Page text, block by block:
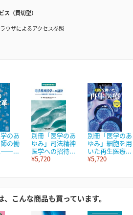
ス（買切型）
ウザによるアクセス参照
のあ
の働
――...
別冊「医学のあ
ゆみ」司法精神
医学への招待...
¥5,720
別冊「医学のあ
ゆみ」細胞を用
いた再生医療...
¥5,720
こんな商品も買っています。